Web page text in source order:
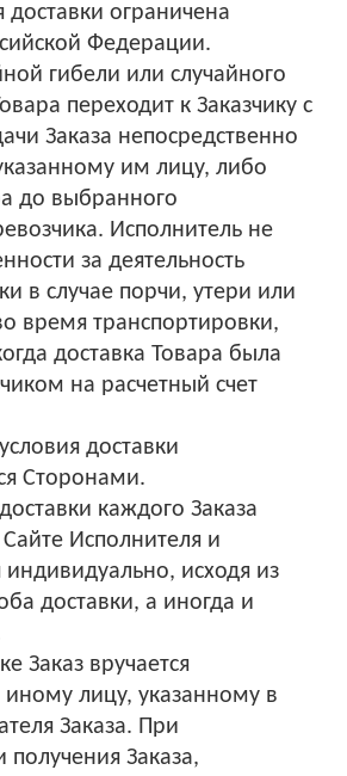
доставки ограничена
Федерации.
гибели или случайного
переходит к Заказчику с
Заказа непосредственно
им лицу, либо
до выбранного
Исполнитель не
за деятельность
в случае порчи, утери или
время транспортировки,
доставка Товара была
на расчетный счет
доставки
Сторонами.
каждого Заказа
Исполнителя и
индивидуально, исходя из
доставки, а иногда и
Заказ вручается
иному лицу, указанному в
Заказа. При
Заказа,